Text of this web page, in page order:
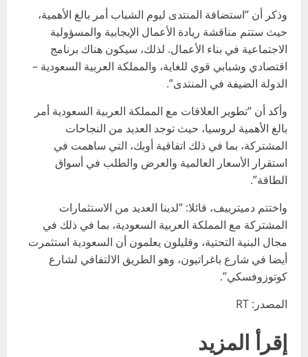
وذكر أن “استضافة المنتدى ليوم الشباب أمر بالغ الأهمية،
حيث ستتم مناقشة ريادة الأعمال الإيجابية والمسؤولية
الاجتماعية في بناء الأعمال. لذلك، سيكون هناك برنامج
اقتصادي وشبابي قوي للغاية، والمملكة العربية السعودية –
الدولة الضيفة في المنتدى”.
وأكد أن “تطوير العلاقات مع المملكة العربية السعودية أمر
بالغ الأهمية لروسيا، حيث توجد العديد من النجاحات
المشتركة، بما في ذلك اتفاقية أوبك، التي ساهمت في
استقرار الأسعار العالمية والعرض والطلب في أسواق
الطاقة”.
واختتم دميترييف، قائلا: “لدينا العديد من الاستثمارات
المشتركة مع المملكة العربية السعودية، بما في ذلك في
مجال البنية التحتية، وقليلون يعلمون أن السعودية استثمرت
أيضا في شارع باغراتيون، وهو الطريق الالتفافي لشارع
كوتوزوفسكي”.
المصدر: RT
إقرأ المزيد